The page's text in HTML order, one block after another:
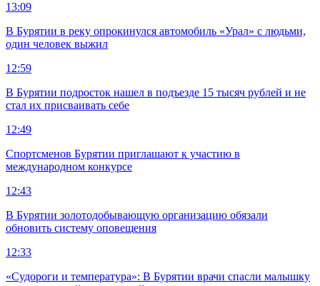
13:09
В Бурятии в реку опрокинулся автомобиль «Урал» с людьми,
один человек выжил
12:59
В Бурятии подросток нашел в подъезде 15 тысяч рублей и не
стал их присваивать себе
12:49
Спортсменов Бурятии приглашают к участию в
международном конкурсе
12:43
В Бурятии золотодобывающую организацию обязали
обновить систему оповещения
12:33
«Судороги и температура»: В Бурятии врачи спасли малышку